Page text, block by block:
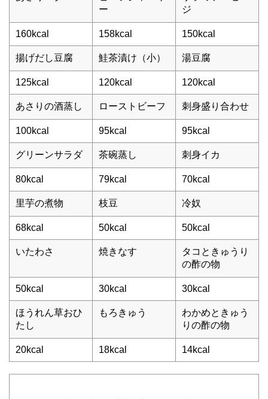
ー
ジ
160kcal 158kcal 150kcal
揚げだし豆腐 鮭茶漬け（小） 湯豆腐
125kcal 120kcal 120kcal
あさりの酒蒸し ローストビーフ 刺身盛り合わせ
100kcal 95kcal 95kcal
グリーンサラダ 茶碗蒸し 刺身イカ
80kcal 79kcal 70kcal
里芋の煮物 枝豆 冷奴
68kcal 50kcal 50kcal
いたわさ 焼きなす
タコときゅうり
の酢の物
50kcal 30kcal 30kcal
ほうれん草おひ
たし
もろきゅう
わかめときゅう
りの酢の物
20kcal 18kcal 14kcal